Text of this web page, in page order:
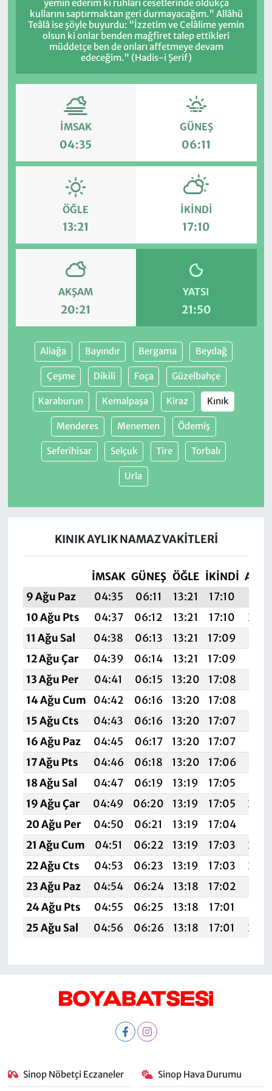
yemin ederim ki ruhları cesetlerinde oldukça
kullarını saptırmaktan geri durmayacağım." Allâhü
Teâlâ ise şöyle buyurdu: "İzzetim ve Celâlime yemin
olsun ki onlar benden mağfiret talep ettikleri
müddetçe ben de onları affetmeye devam
edeceğim." (Hadis-i Şerif)
İMSAK
04:35
GÜNEŞ
06:11
ÖĞLE
13:21
İKINDI
17:10
AKŞAM
20:21
YATSI
21:50
Aliağa Bayındır Bergama Beydağ
Çeşme Dikili Foça Güzelbahçe
Karaburun Kemalpaşa Kiraz Kınık
Menderes Menemen Ödemiş
Seferihisar Selçuk Tire Torbalı
Urla
KINIK AYLIK NAMAZ VAKITLERI
İMSAK GÜNEŞ ÖĞLE İKINDI
9 Ağu Paz
04:35 06:11 13:21 17:10
10 Ağu Pts
04:37 06:12 13:21 17:10
11 Ağu Sal
04:38 06:13 13:21 17:09
12 Ağu Çar
04:39 06:14 13:21 17:09
13 Ağu Per
04:41 06:15 13:20 17:08
14 Ağu Cum
04:42 06:16 13:20 17:08
15 Ağu Cts
04:43 06:16 13:20 17:07
16 Ağu Paz
04:45 06:17 13:20 17:07
17 Ağu Pts
04:46 06:18 13:20 17:06
18 Ağu Sal
04:47 06:19 13:19 17:05
19 Ağu Çar
04:49 06:20 13:19 17:05
20 Ağu Per
04:50 06:21 13:19 17:04
21 Ağu Cum
04:51 06:22 13:19 17:03
22 Ağu Cts
04:53 06:23 13:19 17:03
23 Ağu Paz
04:54 06:24 13:18 17:02
24 Ağu Pts
04:55 06:25 13:18 17:01
25 Ağu Sal
04:56 06:26 13:18 17:01
Sinop Nöbetçi Eczaneler Sinop Hava Durumu